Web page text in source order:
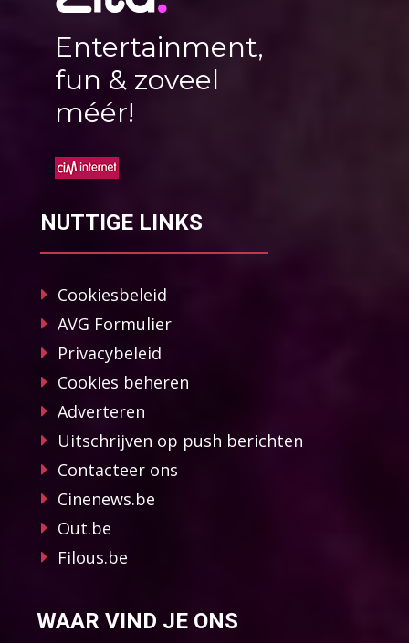
Entertainment,
fun & zoveel
méér!
NUTTIGE LINKS
Cookiesbeleid
AVG Formulier
Privacybeleid
Cookies beheren
Adverteren
Uitschrijven op push berichten
Contacteer ons
Cinenews.be
Out.be
Filous.be
WAAR VIND JE ONS